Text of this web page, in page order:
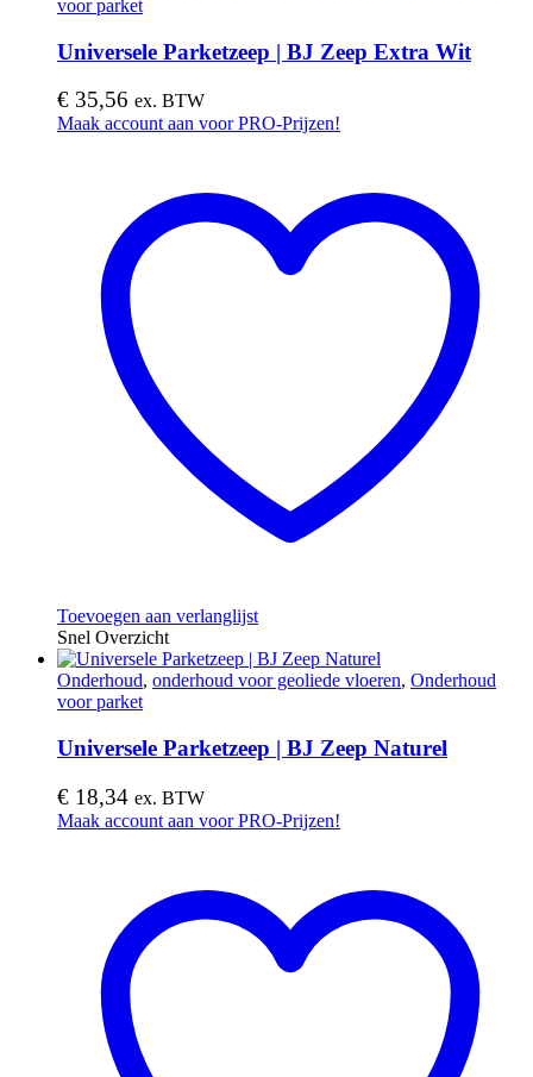
voor parket
Universele Parketzeep | BJ Zeep Extra Wit
€ 35,56 ex. BTW
Maak account aan voor PRO-Prijzen!
Toevoegen aan verlanglijst
Snel Overzicht
Onderhoud, onderhoud voor geoliede vloeren, Onderhoud
voor parket
Universele Parketzeep | BJ Zeep Naturel
€ 18,34 ex. BTW
Maak account aan voor PRO-Prijzen!